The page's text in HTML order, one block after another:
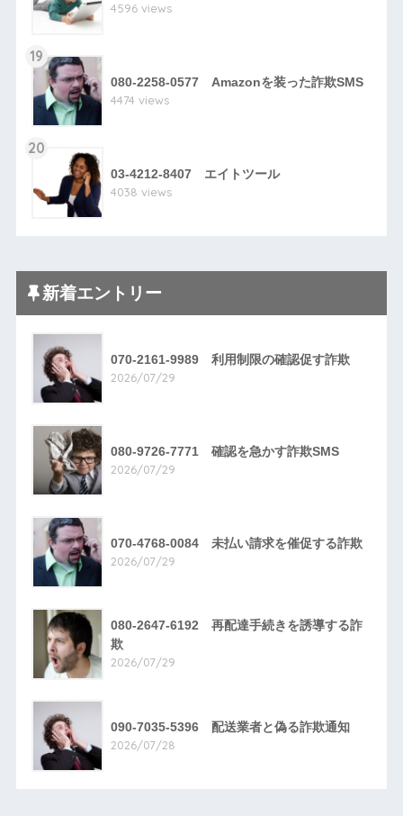
4596 views
19
080-2258-0577 Amazonを装った詐欺SMS
4474 views
20
03-4212-8407 エイトツール
4038 views
新着エントリー
070-2161-9989 利用制限の確認促す詐欺
2026/07/29
080-9726-7771 確認を急かす詐欺SMS
2026/07/29
070-4768-0084 未払い請求を催促する詐欺
2026/07/29
080-2647-6192 再配達手続きを誘導する詐
欺
2026/07/29
090-7035-5396 配送業者と偽る詐欺通知
2026/07/28